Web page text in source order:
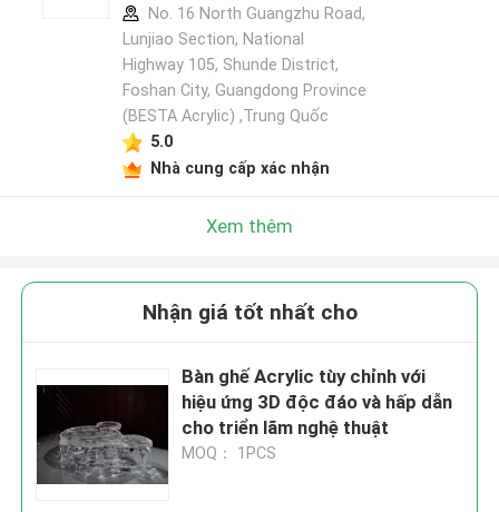
No. 16 North Guangzhu Road,
Lunjiao Section, National
Highway 105, Shunde District,
Foshan City, Guangdong Province
(BESTA Acrylic) ,Trung Quốc
5.0
Nhà cung cấp xác nhận
Xem thêm
Nhận giá tốt nhất cho
Bàn ghế Acrylic tùy chỉnh với
hiệu ứng 3D độc đáo và hấp dẫn
cho triển lãm nghệ thuật
MOQ： 1PCS